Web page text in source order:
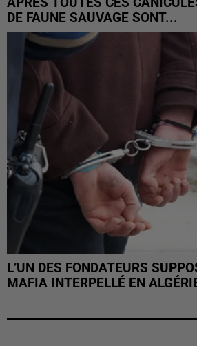
DE FAUNE SAUVAGE SONT...
L’UN DES FONDATEURS
MAFIA INTERPELLÉ EN